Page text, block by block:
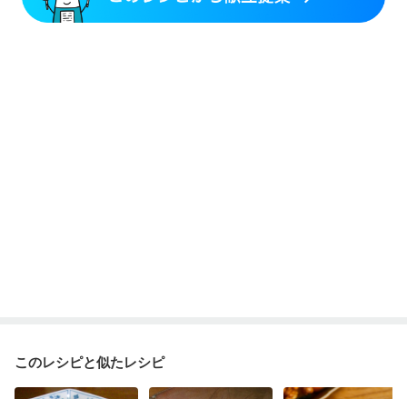
産後（ミルク）
このレシピと似たレシピ